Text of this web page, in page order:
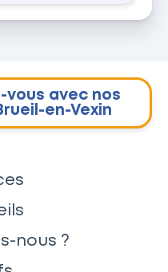
vous avec nos
en-Vexin
nous ?